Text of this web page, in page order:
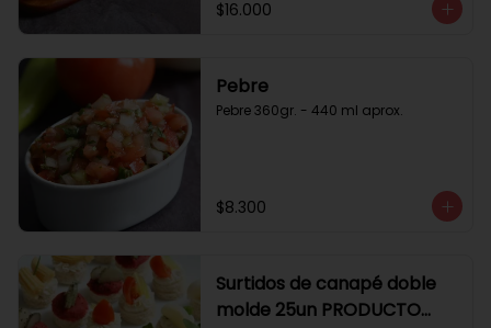
3 camaron queso crema rúcula.
$16.000
Pebre
Pebre 360gr. - 440 ml aprox.
$8.300
Surtidos de canapé doble
molde 25un PRODUCTO